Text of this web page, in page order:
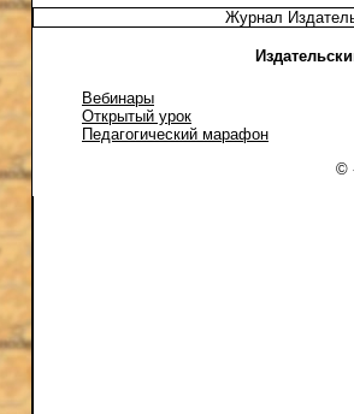
Журнал
Вебинары
Открытый урок
Педагогический марафон
©